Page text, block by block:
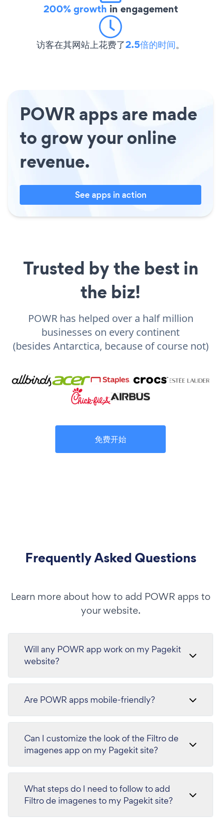
200% growth in engagement
访客在其网站上花费了2.5倍的时间。
POWR apps are made
to grow your online
revenue.
See apps in action
Trusted by the best in
the biz!
POWR has helped over a half million
businesses on every continent
(besides Antarctica, because of course not)
免费开始
Frequently Asked Questions
Learn more about how to add POWR apps to
your website.
Will any POWR app work on my Pagekit
website?
Are POWR apps mobile-friendly?
Can I customize the look of the Filtro de
imagenes app on my Pagekit site?
What steps do I need to follow to add
Filtro de imagenes to my Pagekit site?